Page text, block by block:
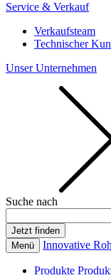
Service & Verkauf
Verkaufsteam
Technischer
Unser Unternehmen
Suche nach
Menü Innovative
Produkte